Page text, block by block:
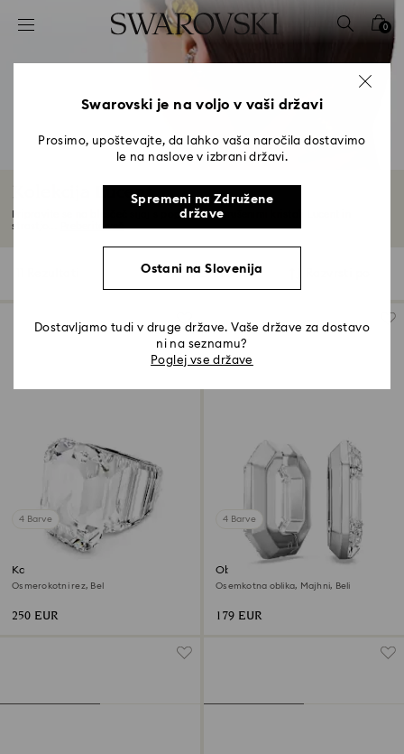
Seznam tipk za dostop
4 - Rezultati iskanja
0
Kolekcija Lucent
Pripravite se na bleščeč sijaj s popolnoma brušenimi kristali Lucent in
strastjo...
Filters
Filters
po
4 Barve
Koktajl prstan Lucent
Osmerokotni rez, Bel
250 EUR
4 Barve
Obročasti uhani Lucent
Osemkotna oblika, Majhni, Beli
179 EUR
Swarovski je na voljo v vaši državi
Prosimo, upoštevajte, da lahko vaša naročila dostavimo
le na naslove v izbrani državi.
Spremeni na Združene
države
Ostani na Slovenija
Dostavljamo tudi v druge države. Vaše države za dostavo
ni na seznamu?
Poglej vse države